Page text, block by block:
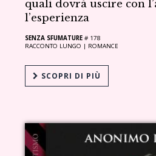
quali dovrà uscire con
l’esperienza
SENZA SFUMATURE # 178
RACCONTO LUNGO | ROMANCE
SCOPRI DI PIÙ